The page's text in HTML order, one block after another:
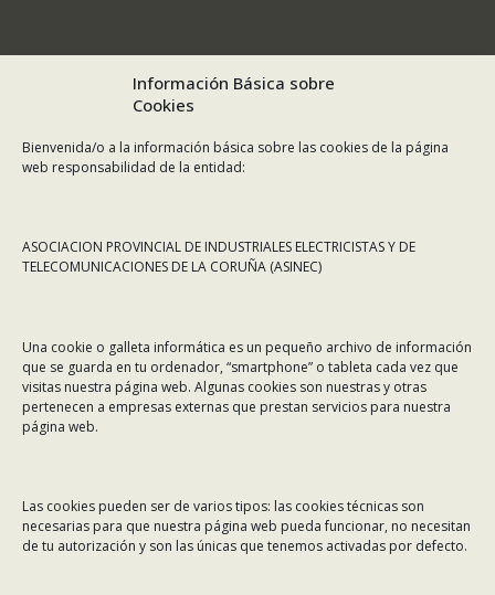
Información Básica sobre
Cookies
Bienvenida/o a la información básica sobre las cookies de la página
web responsabilidad de la entidad:
ASOCIACION PROVINCIAL DE INDUSTRIALES ELECTRICISTAS Y DE
TELECOMUNICACIONES DE LA CORUÑA (ASINEC)
Una cookie o galleta informática es un pequeño archivo de información
que se guarda en tu ordenador, “smartphone” o tableta cada vez que
visitas nuestra página web. Algunas cookies son nuestras y otras
pertenecen a empresas externas que prestan servicios para nuestra
página web.
Las cookies pueden ser de varios tipos: las cookies técnicas son
necesarias para que nuestra página web pueda funcionar, no necesitan
de tu autorización y son las únicas que tenemos activadas por defecto.
Dirección: Rafael Alberti 7, 1º C-D. 15008 A Coruña
Teléfono: 981 299 710
Email: asinec@asinec.org
Noticias